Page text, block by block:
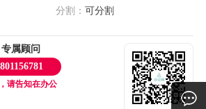
分割：可分割
属顾问
请告知在办公